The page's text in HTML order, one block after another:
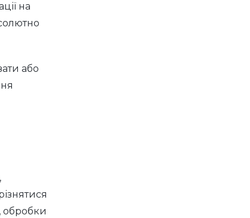
на
або
обробки